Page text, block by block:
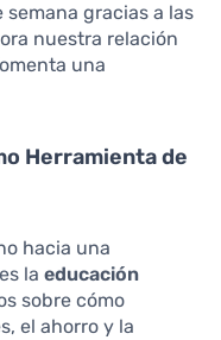
gracias a las
nuestra relación
una
Herramienta de
hacia una
la educación
sobre cómo
el ahorro y la